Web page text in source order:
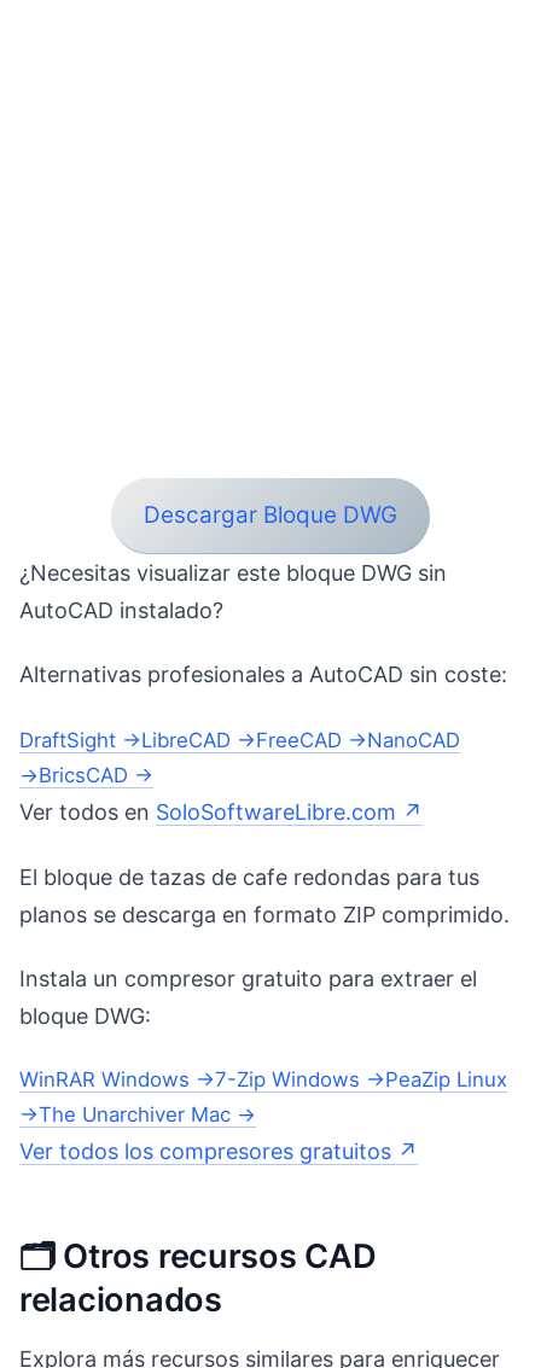
Descargar Bloque DWG
¿Necesitas visualizar este bloque DWG sin
AutoCAD instalado?
Alternativas profesionales a AutoCAD sin coste:
DraftSight →LibreCAD →FreeCAD →NanoCAD
→BricsCAD →
Ver todos en SoloSoftwareLibre.com ↗
El bloque de tazas de cafe redondas para tus
planos se descarga en formato ZIP comprimido.
Instala un compresor gratuito para extraer el
bloque DWG:
WinRAR Windows →7-Zip Windows →PeaZip Linux
→The Unarchiver Mac →
Ver todos los compresores gratuitos ↗
🗂️ Otros recursos CAD
relacionados
Explora más recursos similares para enriquecer